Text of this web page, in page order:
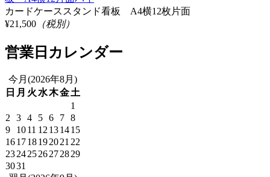
カードケーススタンド看板 A4横12枚片面
¥21,500 （税別）
営業日カレンダー
今月(2026年8月)
日 月 火水木金土
1
2 3 4 5 6 7 8
9
1011 12131415
16171819202122
23242526272829
3031